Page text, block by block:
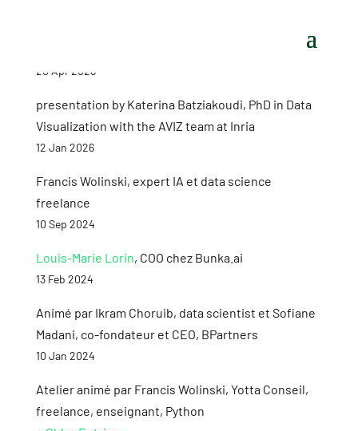
20 Apr 2026
presentation by Katerina Batziakoudi, PhD in Data
Visualization with the AVIZ team at Inria
12 Jan 2026
Francis Wolinski, expert IA et data science
freelance
10 Sep 2024
Louis-Marie Lorin, COO chez Bunka.ai
13 Feb 2024
Animé par Ikram Choruib, data scientist et Sofiane
Madani, co-fondateur et CEO, BPartners
10 Jan 2024
Atelier animé par Francis Wolinski, Yotta Conseil,
freelance, enseignant, Python